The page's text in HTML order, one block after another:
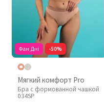
Фан Дні -50%
Мягкий комфорт Pro
Бра с формованной чашкой
034SP